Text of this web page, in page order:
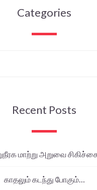
Categories
Recent Posts
மாற்று அறுவை
காதலும் கடந்து போகும்…